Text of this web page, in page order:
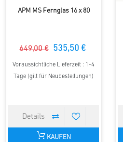
APM MS Fernglas 16 x 80
649,00 € 535,50 €
Voraussichtliche Lieferzeit : 1-4
Tage (gilt für Neubestellungen)
KAUFEN